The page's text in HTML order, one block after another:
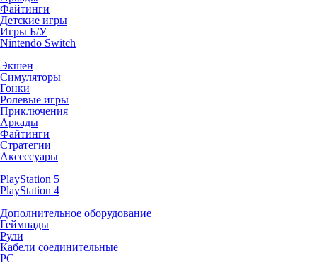
Файтинги
Детские игры
Игры Б/У
Nintendo Switch
Экшен
Симуляторы
Гонки
Ролевые игры
Приключения
Аркады
Файтинги
Стратегии
Аксессуары
PlayStation 5
PlayStation 4
Дополнительное оборудование
Геймпады
Рули
Кабели соединительные
PC